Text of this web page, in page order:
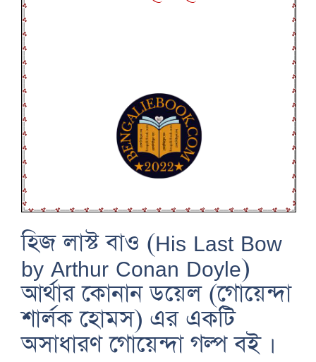
হিজ লাস্ট বাও (His Last Bow
by Arthur Conan Doyle)
আর্থার কোনান ডয়েল (গোয়েন্দা
শার্লক হোমস) এর একটি
অসাধারণ গোয়েন্দা গল্প বই ।